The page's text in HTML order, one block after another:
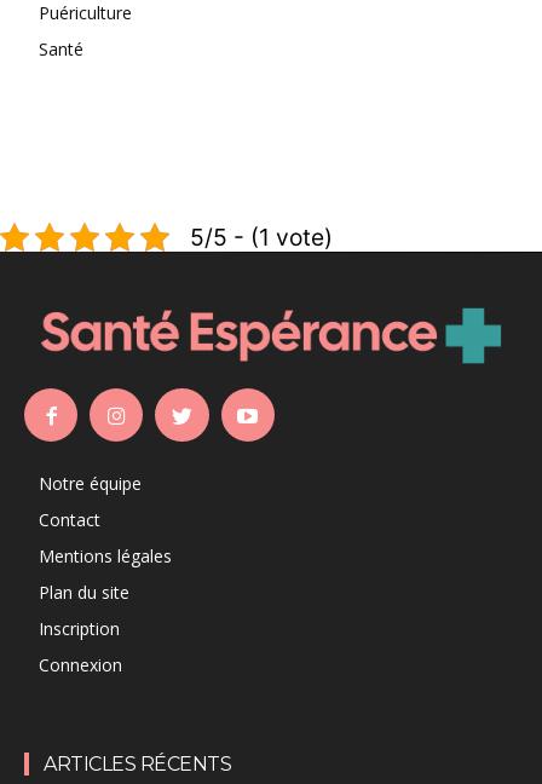
Puériculture
Santé
5/5 - (1 vote)
Notre équipe
Contact
Mentions légales
Plan du site
Inscription
Connexion
ARTICLES RÉCENTS